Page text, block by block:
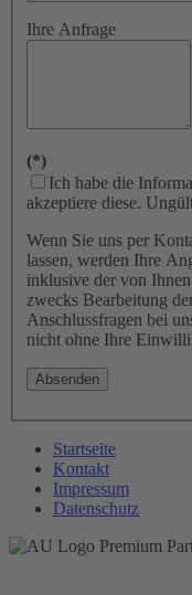
Ihre Anfrage
(*)
Ich habe die
akzeptiere diese.
Wenn Sie uns per
lassen, werden Ihre
inklusive der von
zwecks Bearbeitung
Anschlussfragen bei
nicht ohne Ihre
Absenden
Startseite
Kontakt
Impressum
Datenschutz